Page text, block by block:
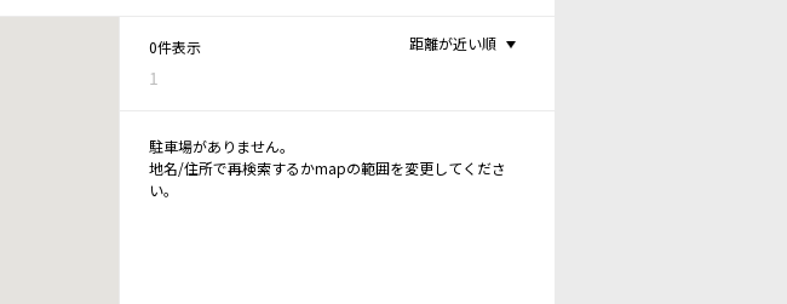
0件表示
1
距離が近い順
駐車場がありません。
地名/住所で再検索するかmapの範囲を変更してくださ
い。